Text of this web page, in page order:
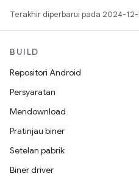
Terakhir diperbarui pada 2024-12-
BUILD
Repositori Android
Persyaratan
Mendownload
Pratinjau biner
Setelan pabrik
Biner driver